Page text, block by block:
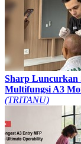
Sharp Luncurkan
Multifungsi A3
(TRITANU)